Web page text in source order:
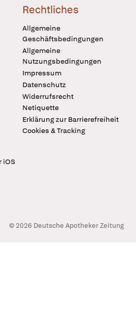
Rechtliches
Allgemeine
Geschäftsbedingungen
Allgemeine
Nutzungsbedingungen
Impressum
Datenschutz
Widerrufsrecht
Netiquette
Erklärung zur Barrierefreiheit
Cookies & Tracking
iOS
© 2026 Deutsche Apotheker Zeitung